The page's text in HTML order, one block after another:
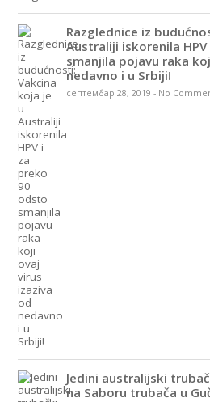
Razglednice iz
Australiji iskorenila
smanjila pojavu raka
nedavno i u Srbiji!
септембар 28, 2019 - No
Jedini australijski
na Saboru trubača u